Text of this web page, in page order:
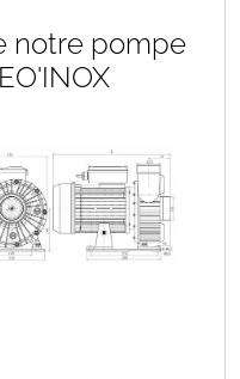
notre pompe